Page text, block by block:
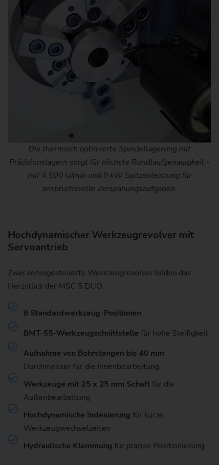
Die thermisch optimierte Spindellagerung mit
Präzisionslagern sorgt für höchste Rundlaufgenauigkeit -
mit 4.500 U/min und 9 kW Spitzenleistung für
anspruchsvolle Zerspanungsaufgaben.
Hochdynamischer Werkzeugrevolver mit
Servoantrieb
Zwei servogesteuerte Werkzeugrevolver bilden das
Herzstück der MSC 5 DUO:
8 Standardwerkzeug-Positionen
BMT-55-Werkzeugschnittstelle für hohe Steifigkeit
Aufnahme von Bohrstangen bis 40 mm
Durchmesser für die Innenbearbeitung
Werkzeuge mit 25 x 25 mm Schaftfür die
Außenbearbeitung
Hochdynamische Indexierung für kurze
Werkzeugwechselzeiten
Hydraulische Klemmung für präzise Positionierung